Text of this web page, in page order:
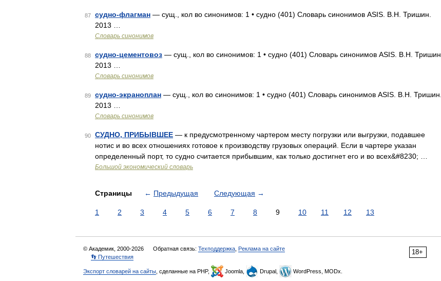
87 судно-флагман — сущ., кол во синонимов: 1 • судно (401) Словарь синонимов ASIS. В.Н. Тришин.
2013 …
Словарь синонимов
88 судно-цементовоз — сущ., кол во синонимов: 1 • судно (401) Словарь синонимов ASIS. В.Н. Тришин.
2013 …
Словарь синонимов
89 судно-экраноплан — сущ., кол во синонимов: 1 • судно (401) Словарь синонимов ASIS. В.Н. Тришин.
2013 …
Словарь синонимов
90 СУДНО, ПРИБЫВШЕЕ — к предусмотренному чартером месту погрузки или выгрузки, подавшее
нотис и во всех отношениях готовое к производству грузовых операций. Если в чартере указан
определенный порт, то судно считается прибывшим, как только достигнет его и во всех&#8230; …
Большой экономический словарь
Страницы ← Предыдущая Следующая →
1 2 3 4 5 6 7 8 9 10 11 12 13
18+
© Академик, 2000-2026 Обратная связь: Техподдержка Реклама на сайте
👣 Путешествия
Экспорт словарей на сайты , сделанные на PHP, Joomla, Drupal, WordPress, MODx.